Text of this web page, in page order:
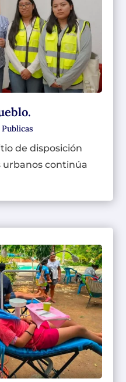
de disposición
urbanos continúa